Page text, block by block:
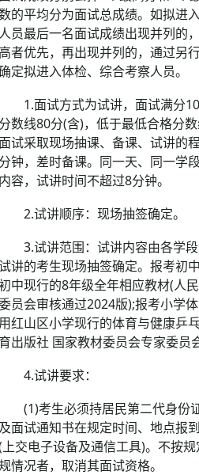
的平均分为面试总成绩。如拟进
员最后一名面试成绩出现并列的
者优先，再出现并列的，通过另
定拟进入体检、综合考察人员。
面试方式为试讲，面试满分
数线80分(含)，低于最低合格分数
试采取现场抽课、备课、试讲的
钟，差时备课。同一天、同一学
容，试讲时间不超过8分钟。
试讲顺序：现场抽签确定。
试讲范围：试讲内容由各学段
讲的考生现场抽签确定。报考初
中现行的8年级全年相应教材(人
员会审核通过2024版);报考小学
红山区小学现行的体育与健康乒
出版社 国家教材委员会专家委员
试讲要求：
考生必须持居民第二代身份证
面试通知书在规定时间、地点报
交电子设备及通信工具)。不按
情况者，取消其面试资格。